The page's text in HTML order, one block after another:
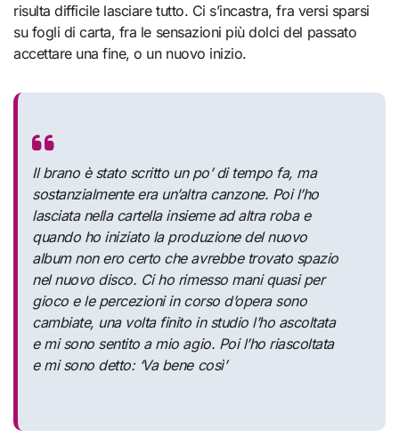
risulta difficile lasciare tutto. Ci s’incastra, fra versi sparsi
su fogli di carta, fra le sensazioni più dolci del passato
accettare una fine, o un nuovo inizio.
Il brano è stato scritto un po’ di tempo fa, ma
sostanzialmente era un’altra canzone. Poi l’ho
lasciata nella cartella insieme ad altra roba e
quando ho iniziato la produzione del nuovo
album non ero certo che avrebbe trovato spazio
nel nuovo disco. Ci ho rimesso mani quasi per
gioco e le percezioni in corso d’opera sono
cambiate, una volta finito in studio l’ho ascoltata
e mi sono sentito a mio agio. Poi l’ho riascoltata
e mi sono detto: ‘Va bene così’